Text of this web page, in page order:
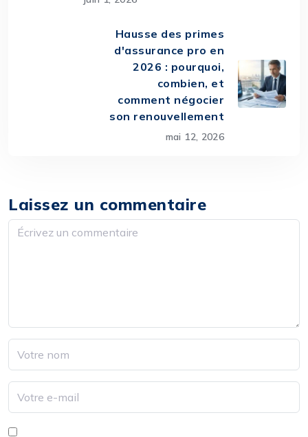
Hausse des primes
d'assurance pro en
2026 : pourquoi,
combien, et
comment négocier
son renouvellement
mai 12, 2026
Laissez un commentaire